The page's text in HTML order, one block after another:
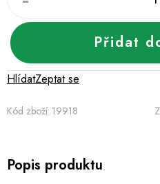
Obchodní podmínky pro podnikatele
Zásady používání cookies
O nás
Přidat
Kód zboží: 19918
Zeptat se
Hlídat
Popis produktu